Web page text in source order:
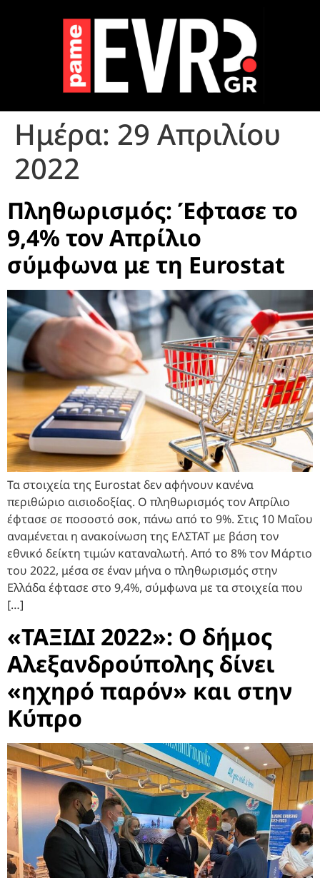
Ημέρα: 29 Απριλίου
2022
Πληθωρισμός: Έφτασε το
9,4% τον Απρίλιο
σύμφωνα με τη Eurostat
Τα στοιχεία της Eurostat δεν αφήνουν κανένα
περιθώριο αισιοδοξίας. Ο πληθωρισμός τον Απρίλιο
έφτασε σε ποσοστό σοκ, πάνω από το 9%. Στις 10 Μαΐου
αναμένεται η ανακοίνωση της ΕΛΣΤΑΤ με βάση τον
εθνικό δείκτη τιμών καταναλωτή. Από το 8% τον Μάρτιο
του 2022, μέσα σε έναν μήνα ο πληθωρισμός στην
Ελλάδα έφτασε στο 9,4%, σύμφωνα με τα στοιχεία που
[…]
«ΤΑΞΙΔΙ 2022»: Ο δήμος
Αλεξανδρούπολης δίνει
«ηχηρό παρόν» και στην
Κύπρο